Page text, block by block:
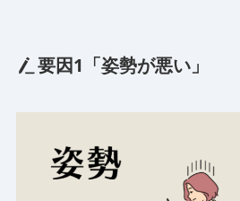
要因1「姿勢が悪い」